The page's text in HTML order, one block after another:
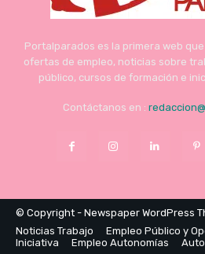
Portalparados es la primera web
ofertas de empleo, noticias sobre
público, cursos de formación e
Contáctanos en :
© Copyright - Newspaper WordPress
Noticias Trabajo
Empleo Público y
Iniciativa
Empleo Autonomías